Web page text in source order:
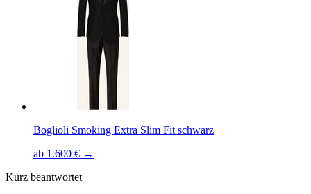
Boglioli Smoking Extra Slim Fit schwarz
ab 1.600 € →
Kurz beantwortet